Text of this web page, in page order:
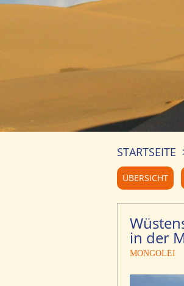
STARTSEITE
ÜBERSICHT
in der
MONGOLEI